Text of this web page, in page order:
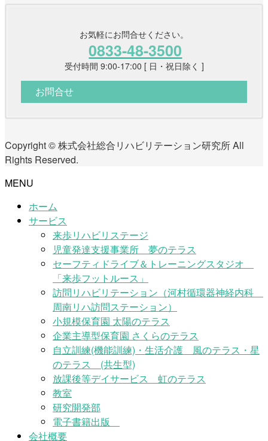
お気軽にお問合せください。
0833-48-3500
受付時間 9:00-17:00 [ 日・祝日除く ]
お問合せ
Copyright © 株式会社総合リハビリテーション研究所 All
Rights Reserved.
MENU
ホーム
サービス
来歩リハビリステージ
児童発達支援事業所 夢のテラス
セーフティドライブ＆トレーニングスタジオ
「来歩フットルース」
訪問リハビリテーション（河村循環器神経内科
周南リハ訪問ステーション）
小規模保育園 太陽のテラス
企業主導型保育園 さくらのテラス
自立訓練(機能訓練)・生活介護 風のテラス・星
のテラス (共生型)
放課後等デイサービス 虹のテラス
教室
研究開発部
電子書籍出版
会社概要